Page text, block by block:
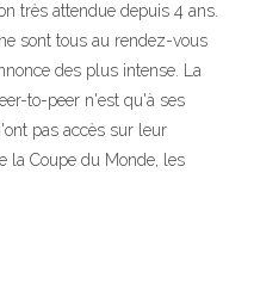
très attendue depuis 4 ans.
sont tous au rendez-vous
des plus intense. La
to-peer n'est qu'à ses
pas accès sur leur
la Coupe du Monde, les